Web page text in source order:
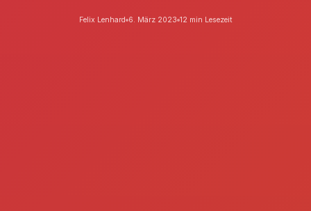
Felix Lenhard 6. März 2023 12 min Lesezeit